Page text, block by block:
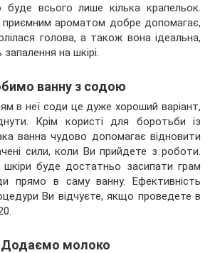
буде всього лише кілька крапельок.
приємним ароматом добре допомагає,
голова, а також вона ідеальна,
на шкірі.
ванну з содою
в неї соди це дуже хороший варіант,
Крім користі для боротьби із
ванна чудово допомагає відновити
сили, коли Ви прийдете з роботи.
буде достатньо засипати грам
прямо в саму ванну. Ефективність
Ви відчуєте, якщо проведете в
Додаємо молоко